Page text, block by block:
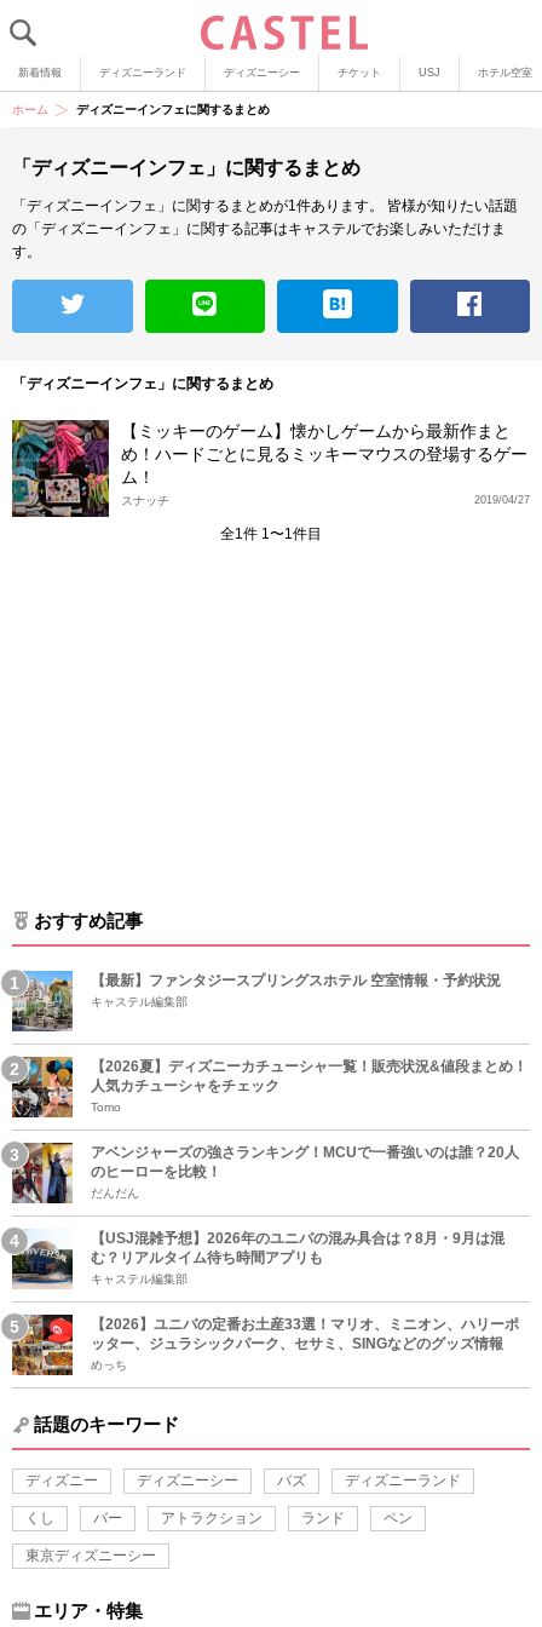
新着情報 ディズニーランド ディズニーシー チケット USJ ホテル空室
ホーム ディズニーインフェに関するまとめ
「ディズニーインフェ」に関するまとめ
「ディズニーインフェ」に関するまとめが1件あります。
皆様が知りたい話題
の「ディズニーインフェ」に関する記事はキャステルでお楽しみいただけま
す。
「ディズニーインフェ」に関するまとめ
【ミッキーのゲーム】懐かしゲームから最新作まと
め！ハードごとに見るミッキーマウスの登場するゲー
ム！
2019/04/27
スナッチ
全1件 1〜1件目
おすすめ記事
【最新】ファンタジースプリングスホテル 空室情報・予約状況
キャステル編集部
【2026夏】ディズニーカチューシャ一覧！販売状況&値段まとめ！
人気カチューシャをチェック
Tomo
アベンジャーズの強さランキング！MCUで一番強いのは誰？20人
のヒーローを比較！
だんだん
【USJ混雑予想】2026年のユニバの混み具合は？8月・9月は混
む？リアルタイム待ち時間アプリも
キャステル編集部
【2026】ユニバの定番お土産33選！マリオ、ミニオン、ハリーポ
ッター、ジュラシックパーク、セサミ、SINGなどのグッズ情報
めっち
話題のキーワード
ディズニー ディズニーシー バズ ディズニーランド
くし バー アトラクション ランド ペン
東京ディズニーシー
エリア・特集